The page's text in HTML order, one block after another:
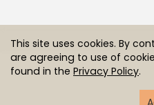
This site uses cookies. By
are agreeing to use of
found in the Privacy Policy.